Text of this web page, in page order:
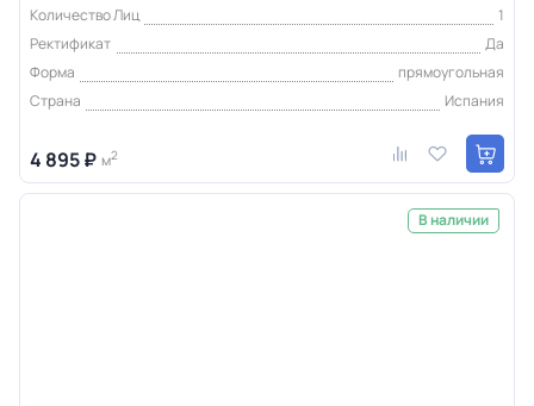
Количество Лиц
1
Ректификат
Да
Форма
прямоугольная
Страна
Испания
4 895 ₽ м2
В наличии